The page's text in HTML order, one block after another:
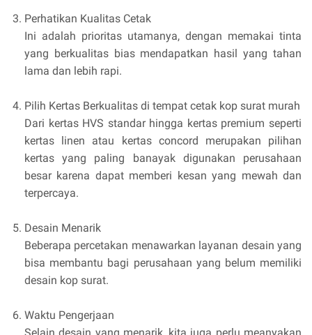
Perhatikan Kualitas Cetak
Ini adalah prioritas utamanya, dengan memakai tinta
yang berkualitas bias mendapatkan hasil yang tahan
lama dan lebih rapi.
Pilih Kertas Berkualitas di tempat cetak kop surat murah
Dari kertas HVS standar hingga kertas premium seperti
kertas linen atau kertas concord merupakan pilihan
kertas yang paling banayak digunakan perusahaan
besar karena dapat memberi kesan yang mewah dan
terpercaya.
Desain Menarik
Beberapa percetakan menawarkan layanan desain yang
bisa membantu bagi perusahaan yang belum memiliki
desain kop surat.
Waktu Pengerjaan